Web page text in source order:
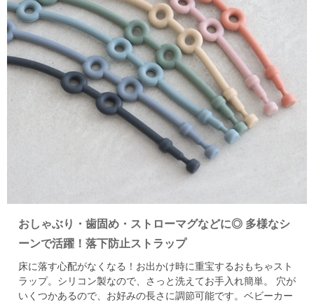
おしゃぶり・歯固め・ストローマグなどに◎ 多様なシ
ーンで活躍！落下防止ストラップ
床に落す心配がなくなる！お出かけ時に重宝するおもちゃスト
ラップ。 シリコン製なので、さっと洗えてお手入れ簡単。
穴が
いくつかあるので、お好みの長さに調節可能です。 ベビーカー